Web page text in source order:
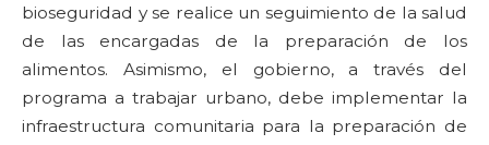
bioseguridad y se realice un seguimiento de la salud
de las encargadas de la preparación de los
alimentos. Asimismo, el gobierno, a través del
programa a trabajar urbano, debe implementar la
infraestructura comunitaria para la preparación de